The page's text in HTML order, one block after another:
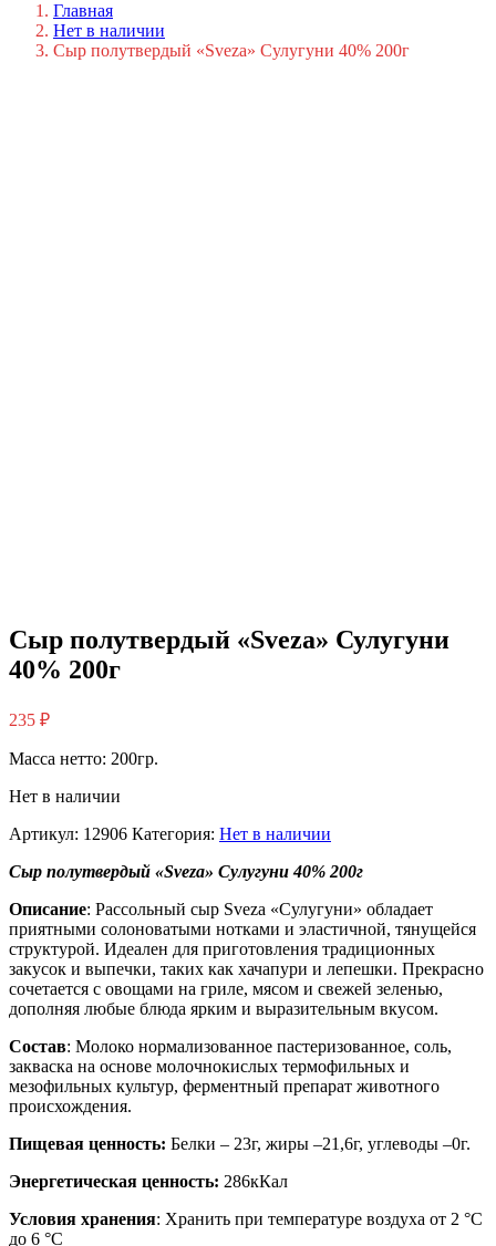
Главная
Нет в наличии
Сыр полутвердый «Sveza» Сулугуни 40% 200г
Сыр полутвердый «Sveza» Сулугуни
40% 200г
235 ₽
Масса нетто: 200гр.
Нет в наличии
Артикул: 12906 Категория: Нет в наличии
Сыр полутвердый «Sveza» Сулугуни 40% 200г
Описание: Рассольный сыр Sveza «Сулугуни» обладает
приятными солоноватыми нотками и эластичной, тянущейся
структурой. Идеален для приготовления традиционных
закусок и выпечки, таких как хачапури и лепешки. Прекрасно
сочетается с овощами на гриле, мясом и свежей зеленью,
дополняя любые блюда ярким и выразительным вкусом.
Состав: Молоко нормализованное пастеризованное, соль,
закваска на основе молочнокислых термофильных и
мезофильных культур, ферментный препарат животного
происхождения.
Пищевая ценность: Белки – 23г, жиры –21,6г, углеводы –0г.
Энергетическая ценность: 286кКал
Условия хранения: Хранить при температуре воздуха от 2 °С
до 6 °С